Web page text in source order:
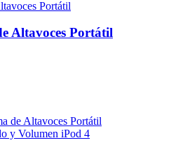
Altavoces Portátil
de Altavoces Portátil